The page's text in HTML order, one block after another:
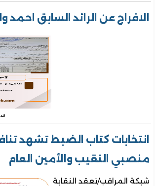
الافراج عن الرائد السابق
سبت,
انتخابات كتاب الضبط تشهد
منصبي النقيب والأمين العام
شبكة المراقب/تعقد النقابة